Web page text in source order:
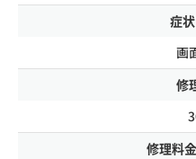
症
画
修
修理料